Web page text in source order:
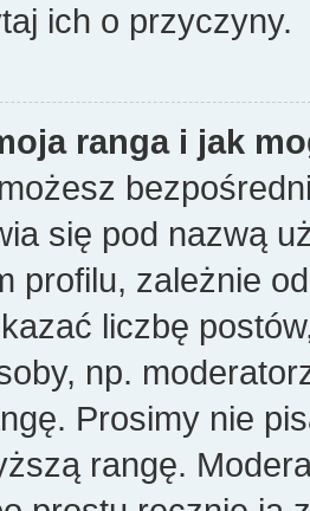
ich o przyczyny.
ranga i jak
się pod nazwą
profilu, zależnie
liczbę
np.
Prosimy nie
rangę.